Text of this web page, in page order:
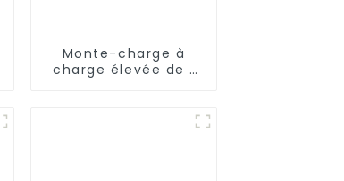
Monte-charge à
charge élevée de 1